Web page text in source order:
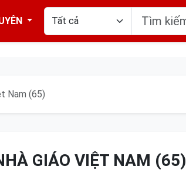
Nam (65)
GIÁO VIỆT NAM (65)